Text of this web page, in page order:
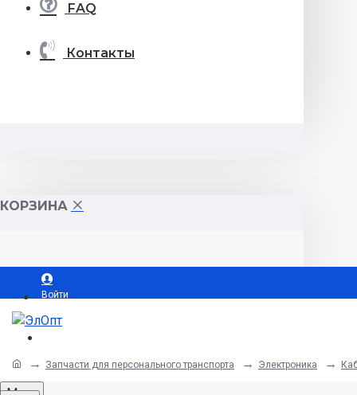
FAQ
Контакты
КОРЗИНА
Войти
Запчасти для персонального транспорта Электроника